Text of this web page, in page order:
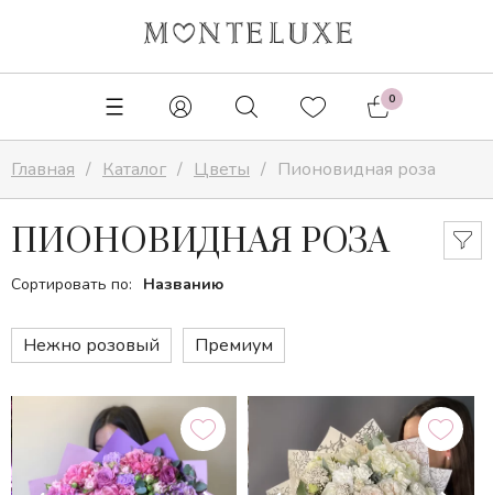
0
Главная Каталог Цветы Пионовидная роза
ПИОНОВИДНАЯ РОЗА
Сортировать по: Названию
Нежно розовый Премиум